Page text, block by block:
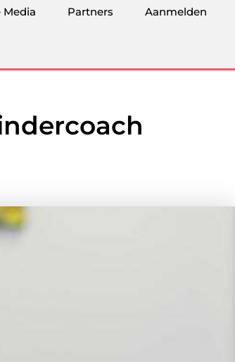
Media Partners Aanmelden